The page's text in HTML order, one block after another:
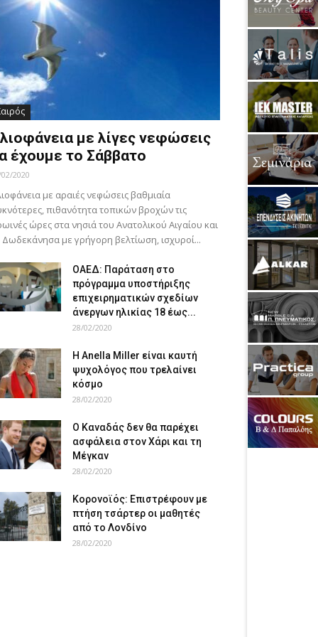
με λίγες νεφώσεις
έχουμε το Σάββατο
2020
με αραιές νεφώσεις βαθμιαία
πιθανότητα τοπικών βροχών τις
ώρες στα νησιά του Ανατολικού Αιγαίου και
Δωδεκάνησα με γρήγορη βελτίωση, ισχυροί...
ΟΑΕΔ: Παράταση στο
πρόγραμμα υποστήριξης
επιχειρηματικών σχεδίων
άνεργων ηλικίας 18 έως...
28/02/2020
Η Anella Miller είναι καυτή
ψυχολόγος που τρελαίνει
κόσμο
28/02/2020
Ο Καναδάς δεν θα παρέχει
ασφάλεια στον Χάρι και τη
Μέγκαν
28/02/2020
Κορονοϊός: Επιστρέφουν με
πτήση τσάρτερ οι μαθητές
από το Λονδίνο
28/02/2020